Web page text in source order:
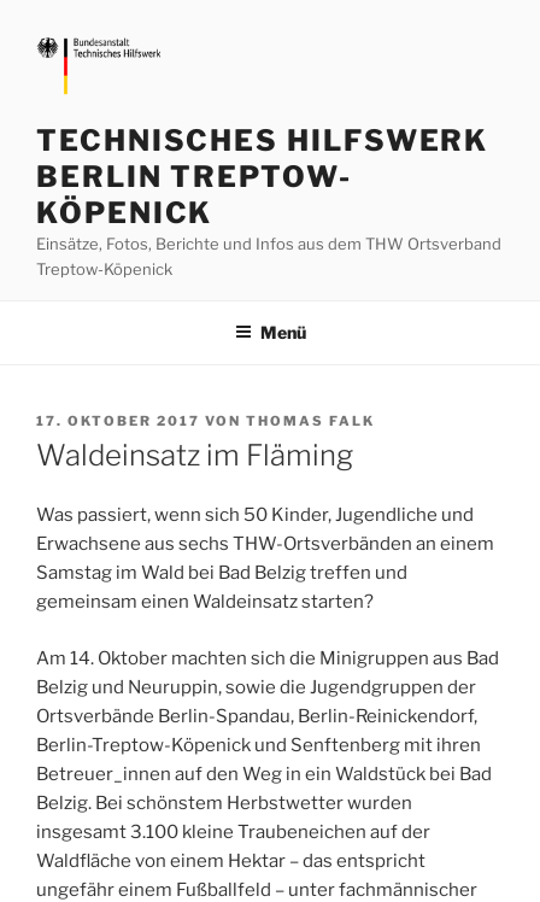
Inhalt
springen
TECHNISCHES HILFSWERK
BERLIN TREPTOW-
KÖPENICK
Einsätze, Fotos, Berichte und Infos aus dem THW Ortsverband
Treptow-Köpenick
Menü
VERÖFFENTLICHT
AM
17. OKTOBER 2017 VON THOMAS FALK
Waldeinsatz im Fläming
Was passiert, wenn sich 50 Kinder, Jugendliche und
Erwachsene aus sechs THW-Ortsverbänden an einem
Samstag im Wald bei Bad Belzig treffen und
gemeinsam einen Waldeinsatz starten?
Am 14. Oktober machten sich die Minigruppen aus Bad
Belzig und Neuruppin, sowie die Jugendgruppen der
Ortsverbände Berlin-Spandau, Berlin-Reinickendorf,
Berlin-Treptow-Köpenick und Senftenberg mit ihren
Betreuer_innen auf den Weg in ein Waldstück bei Bad
Belzig. Bei schönstem Herbstwetter wurden
insgesamt 3.100 kleine Traubeneichen auf der
Waldfläche von einem Hektar – das entspricht
ungefähr einem Fußballfeld – unter fachmännischer